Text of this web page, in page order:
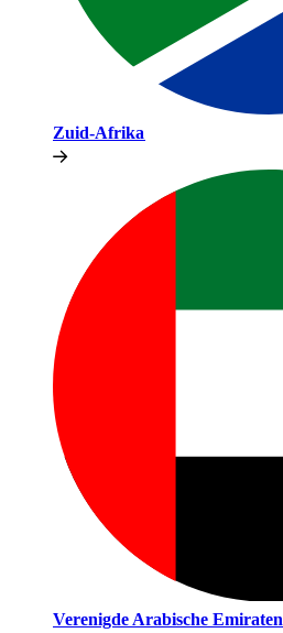
Zuid-Afrika​​
Verenigde Arabische Emiraten​​